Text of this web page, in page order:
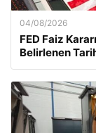
04/08/2026
FED Faiz
Belirlenen